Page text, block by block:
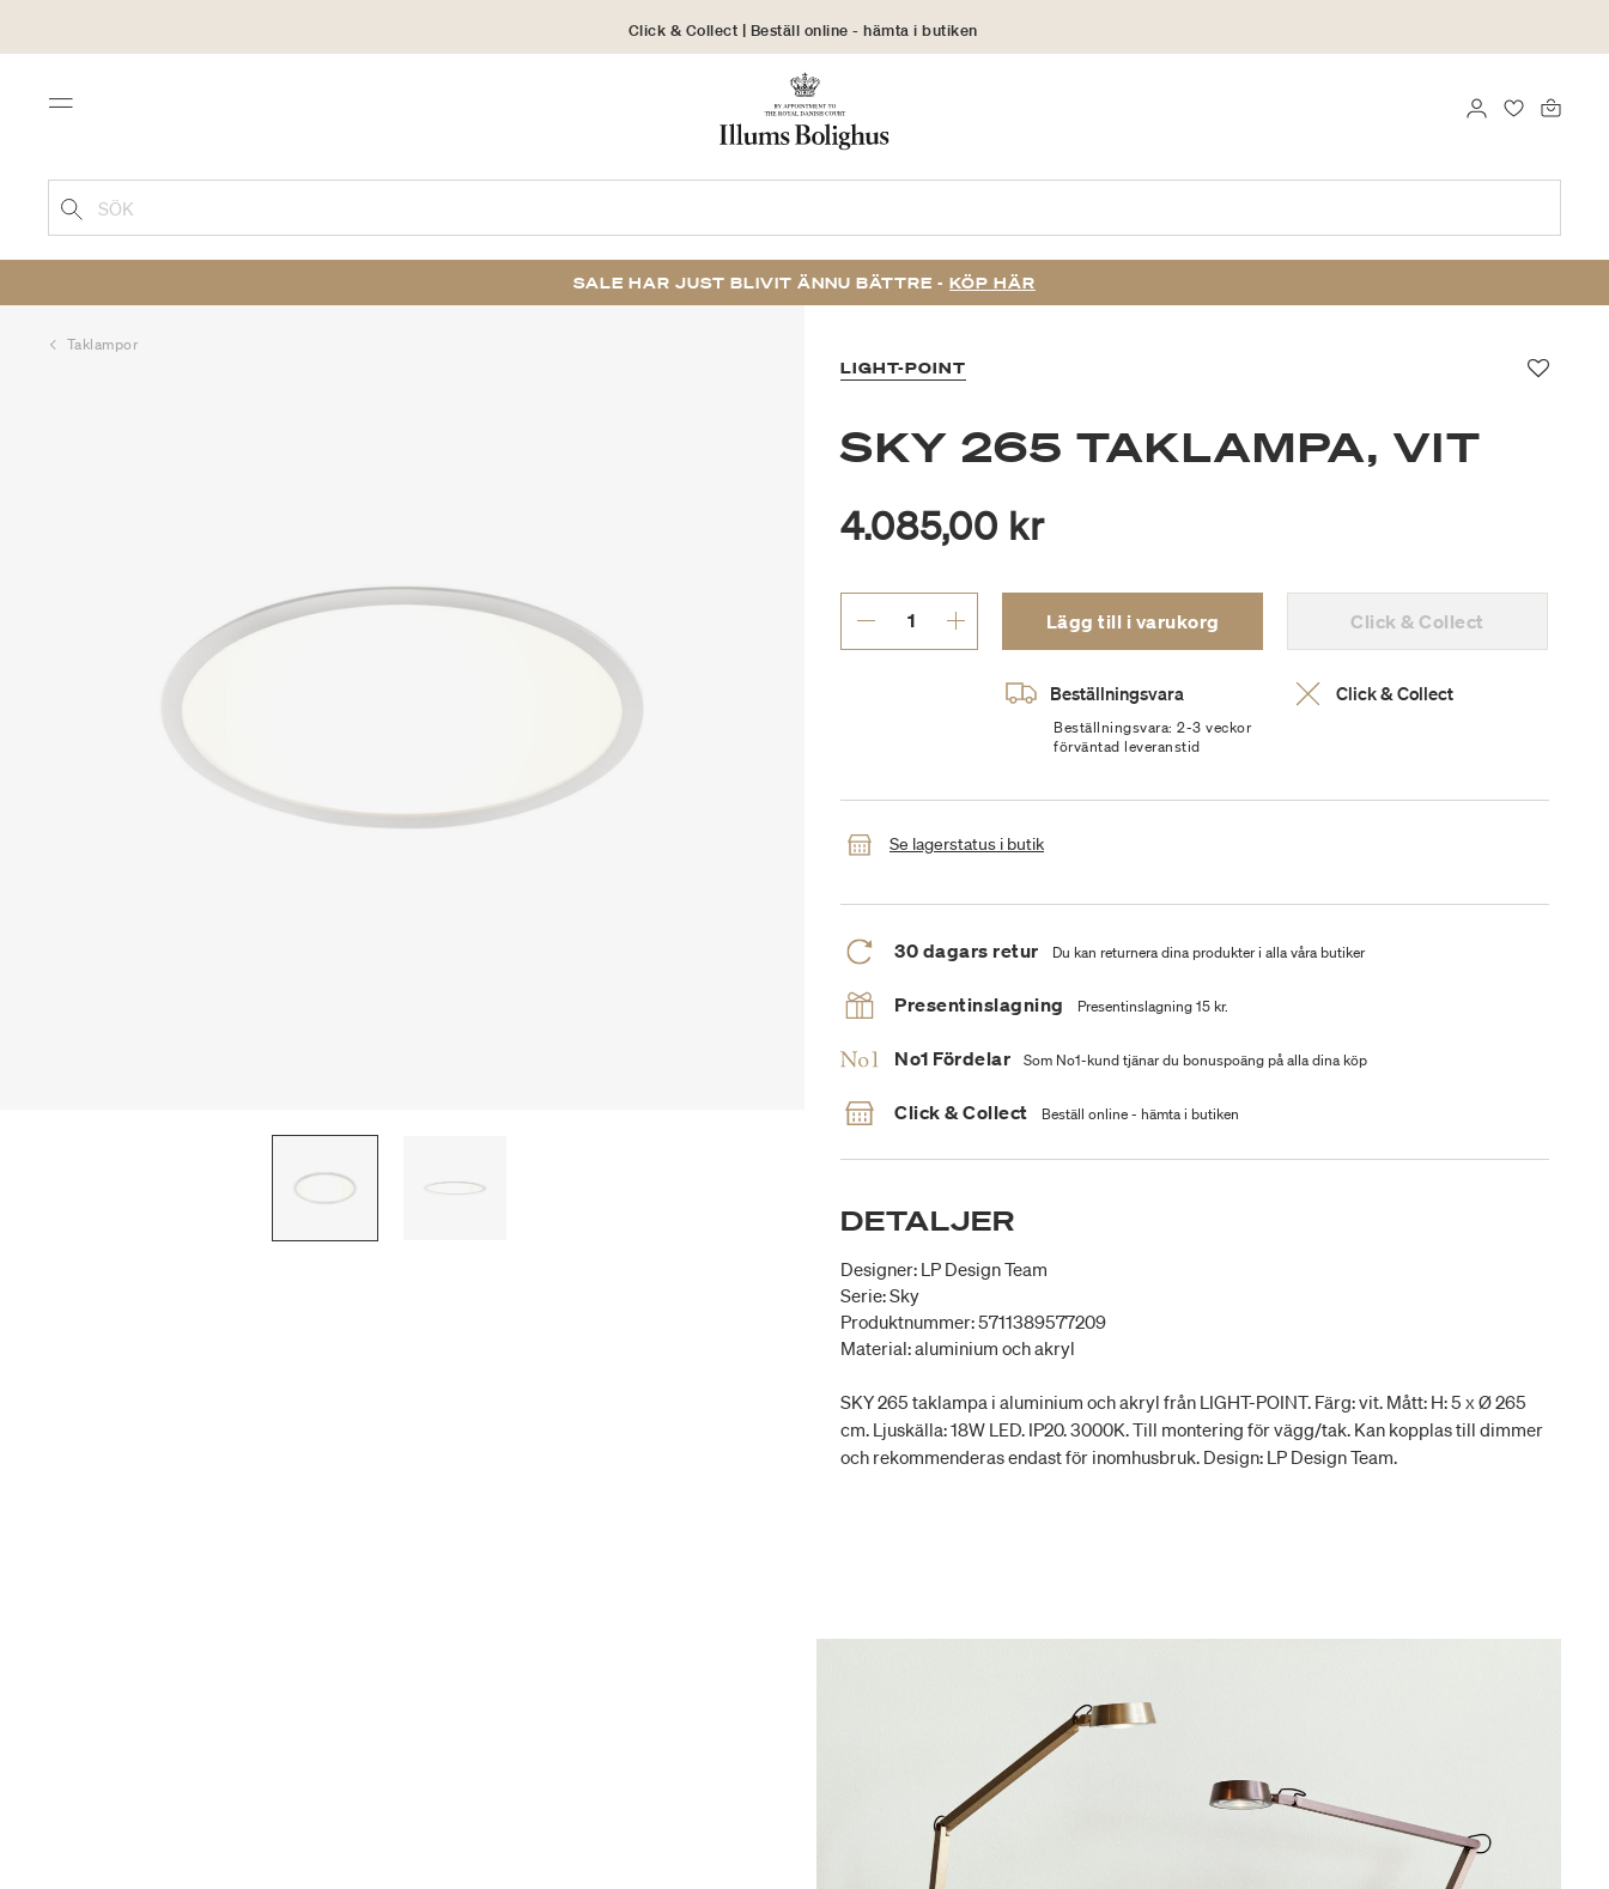
Click & Collect | Beställ online - hämta i butiken
30 dagars returrätt
Menu FAVORITER
LOGGA IN
SÖK
SALE HAR JUST BLIVIT ÄNNU BÄTTRE - KÖP HÄR
Taklampor
LIGHT-POINT
SKY 265 TAKLAMPA, VIT
4.085,00 kr
Lägg till i varukorg Click & Collect
Beställningsvara
Beställningsvara: 2-3 veckor
förväntad leveranstid
Click & Collect
Se lagerstatus i butik
30 dagars retur Du kan returnera dina produkter i alla våra butiker
Presentinslagning Presentinslagning 15 kr.
No1 Fördelar Som No1-kund tjänar du bonuspoäng på alla dina köp
Click & Collect Beställ online - hämta i butiken
DETALJER
Designer: LP Design Team
Serie: Sky
Produktnummer: 5711389577209
Material: aluminium och akryl
SKY 265 taklampa i aluminium och akryl från LIGHT-POINT. Färg: vit. Mått: H: 5 x Ø 265
cm. Ljuskälla: 18W LED. IP20. 3000K. Till montering för vägg/tak. Kan kopplas till dimmer
och rekommenderas endast för inomhusbruk. Design: LP Design Team.